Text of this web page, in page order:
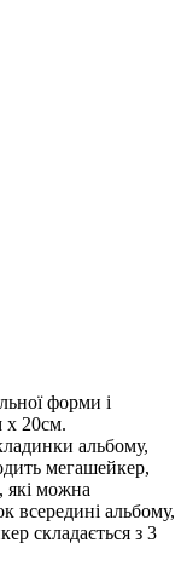
форми і
х 20см.
альбому,
мегашейкер,
які можна
всередині альбому,
складається з 3